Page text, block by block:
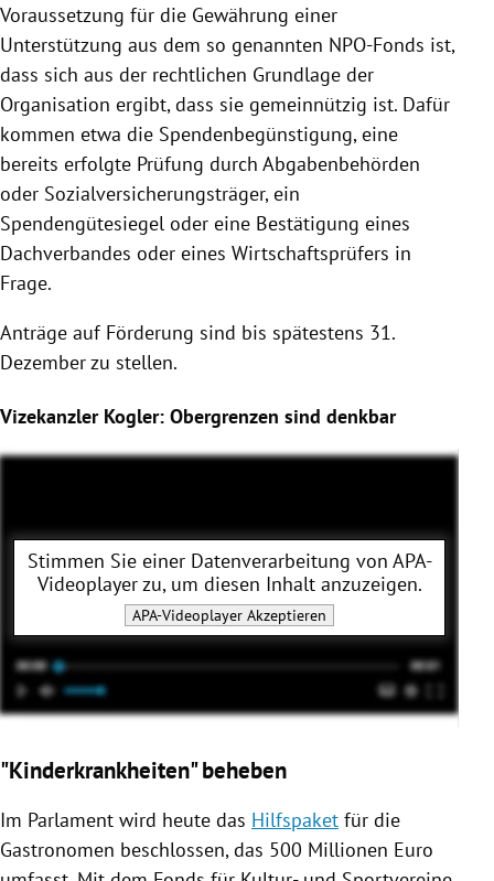
Voraussetzung für die Gewährung einer
Unterstützung aus dem so genannten NPO-Fonds ist,
dass sich aus der rechtlichen Grundlage der
Organisation ergibt, dass sie gemeinnützig ist. Dafür
kommen etwa die Spendenbegünstigung, eine
bereits erfolgte Prüfung durch Abgabenbehörden
oder Sozialversicherungsträger, ein
Spendengütesiegel oder eine Bestätigung eines
Dachverbandes oder eines Wirtschaftsprüfers in
Frage.
Anträge auf Förderung sind bis spätestens 31.
Dezember zu stellen.
Vizekanzler Kogler: Obergrenzen sind denkbar
Stimmen Sie einer Datenverarbeitung von APA-
Videoplayerzu, um diesen Inhalt anzuzeigen.
APA-Videoplayer Akzeptieren
"Kinderkrankheiten" beheben
Im Parlament wird heute das Hilfspaket für die
Gastronomen beschlossen, das 500 Millionen Euro